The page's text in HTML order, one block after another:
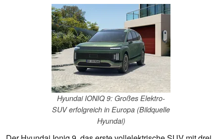
Hyundai IONIQ 9: Großes Elektro-
SUV erfolgreich in Europa (Bildquelle
Hyundai)